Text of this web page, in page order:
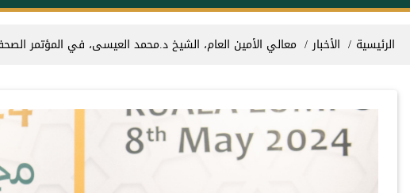
مسار التنقل
الرئيسية الأخبار معالي الأمين العام، الشيخ د.⁧‫محمد العيسى‬⁩، في المؤتمر